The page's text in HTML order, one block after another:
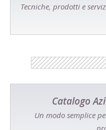
Tecniche, prodotti e
Catalogo
Un modo semplice